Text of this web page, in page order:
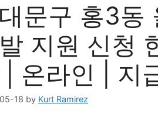
문구 홍3동
지원 신청
| 온라인 | 지
18 by Kurt Ramirez